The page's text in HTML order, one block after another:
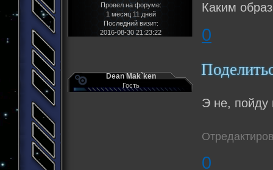
Провел на форуме:
1 месяц 11 дней
Последний визит:
2016-08-30 21:23:22
Каким
0
Dean Mak`ken
Гость
Э не,
0